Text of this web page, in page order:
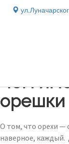
Чем
орешки
О том, что орехи —
наверное, каждый.